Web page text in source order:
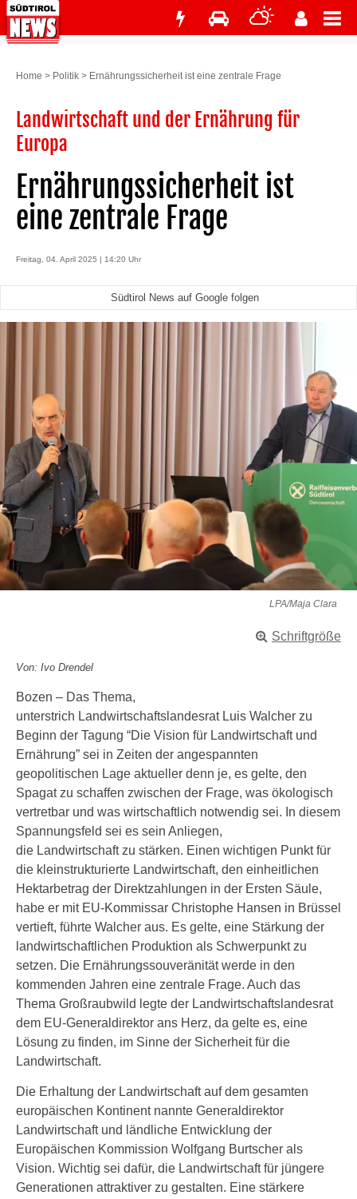
Home > Politik > Ernährungssicherheit ist eine zentrale Frage
Landwirtschaft und der Ernährung für
Europa
Ernährungssicherheit ist
eine zentrale Frage
Freitag, 04. April 2025 | 14:20 Uhr
Südtirol News auf Google folgen
LPA/Maja Clara
Schriftgröße
Von: Ivo Drendel
Bozen – Das Thema,
unterstrich Landwirtschaftslandesrat Luis Walcher zu
Beginn der Tagung “Die Vision für Landwirtschaft und
Ernährung” sei in Zeiten der angespannten
geopolitischen Lage aktueller denn je, es gelte, den
Spagat zu schaffen zwischen der Frage, was ökologisch
vertretbar und was wirtschaftlich notwendig sei. In diesem
Spannungsfeld sei es sein Anliegen,
die Landwirtschaft zu stärken. Einen wichtigen Punkt für
die kleinstrukturierte Landwirtschaft, den einheitlichen
Hektarbetrag der Direktzahlungen in der Ersten Säule,
habe er mit EU-Kommissar Christophe Hansen in Brüssel
vertieft, führte Walcher aus. Es gelte, eine Stärkung der
landwirtschaftlichen Produktion als Schwerpunkt zu
setzen. Die Ernährungssouveränität werde in den
kommenden Jahren eine zentrale Frage. Auch das
Thema Großraubwild legte der Landwirtschaftslandesrat
dem EU-Generaldirektor ans Herz, da gelte es, eine
Lösung zu finden, im Sinne der Sicherheit für die
Landwirtschaft.
Die Erhaltung der Landwirtschaft auf dem gesamten
europäischen Kontinent nannte Generaldirektor
Landwirtschaft und ländliche Entwicklung der
Europäischen Kommission Wolfgang Burtscher als
Vision. Wichtig sei dafür, die Landwirtschaft für jüngere
Generationen attraktiver zu gestalten. Eine stärkere